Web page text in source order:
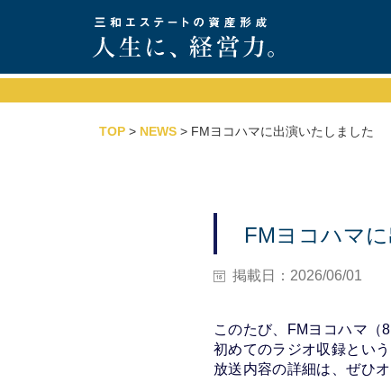
TOP> NEWS> FMヨコハマに出演いたしました
FMヨコハマ
掲載日：2026/06/01
このたび、FMヨコハマ（
初めてのラジオ収録とい
放送内容の詳細は、ぜひ